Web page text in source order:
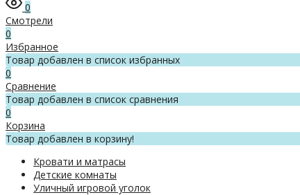
0
Смотрели
0
Избранное
Товар добавлен в список избранных
0
Сравнение
Товар добавлен в список сравнения
0
Корзина
Товар добавлен в корзину!
Кровати и матрасы
Детские комнаты
Уличный игровой уголок